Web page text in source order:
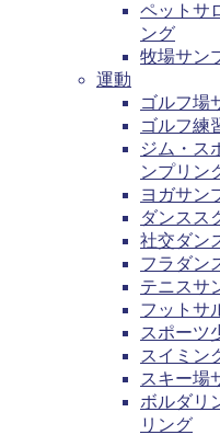
ペットサ
ング
牧場サン
運動
ゴルフ場
ゴルフ練
ジム・ス
ンプリン
ヨガサン
ダンスス
社交ダン
フラダン
テニスサ
フットサ
スポーツ
スイミン
スキー場
ボルダリ
リング